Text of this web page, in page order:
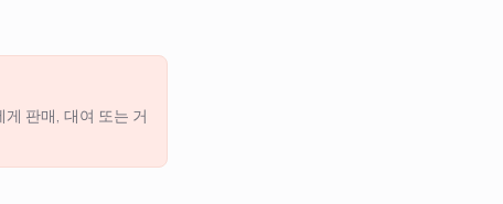
판매, 대여 또는 거